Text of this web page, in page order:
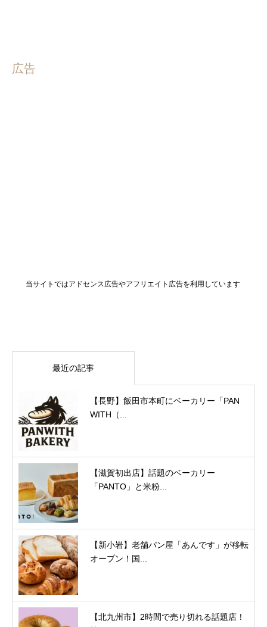
広告
当サイトではアドセンス広告やアフリエイト広告を利用しています
最近の記事
【長野】飯田市本町にベーカリー「PAN
WITH（...
【滋賀初出店】話題のベーカリー
「PANTO」と米粉...
【新小岩】老舗パン屋「あんです」が移転
オープン！国...
【北九州市】2時間で売り切れる話題店！